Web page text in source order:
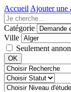
Accueil Ajouter une
Catégorie
Ville
Seulement